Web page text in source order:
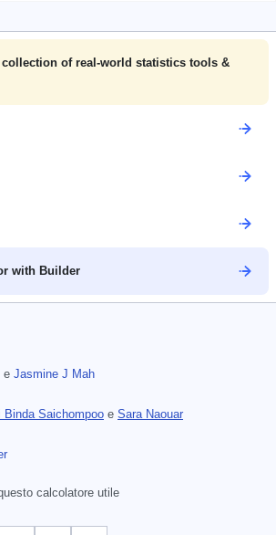
collection of real-world statistics tools &
with Builder
e Jasmine J Mah
Binda Saichompoo e Sara Naouar
calcolatore utile